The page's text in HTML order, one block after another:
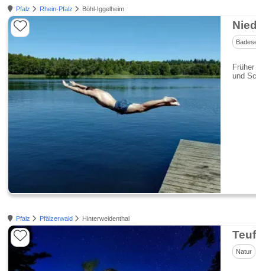
Pfalz Rhein-Pfalz Böhl-Iggelheim
und
Pfalz Pfälzerwald Hinterweidenthal
Natur